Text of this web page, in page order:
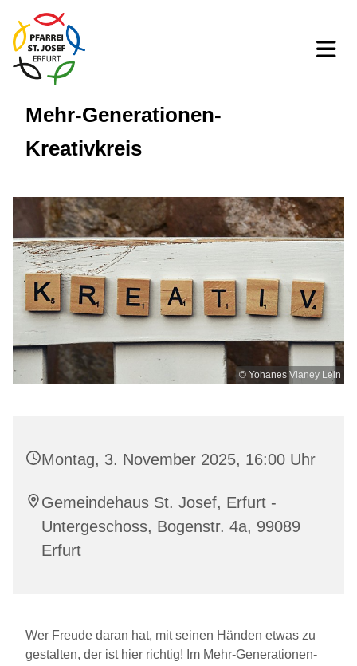
Mehr-Generationen-
Kreativkreis
© Yohanes Vianey Lein
Montag, 3. November 2025, 16:00 Uhr
Gemeindehaus St. Josef, Erfurt -
Untergeschoss, Bogenstr. 4a, 99089
Erfurt
Wer Freude daran hat, mit seinen Händen etwas zu
gestalten, der ist hier richtig! Im Mehr-Generationen-